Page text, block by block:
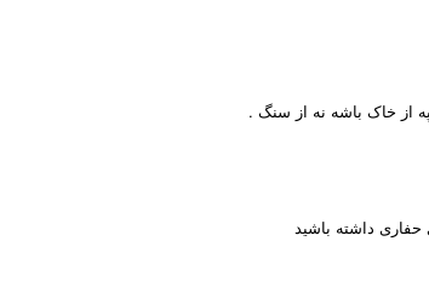
از خاک باشه نه از سنگ .
حفاری داشته باشید